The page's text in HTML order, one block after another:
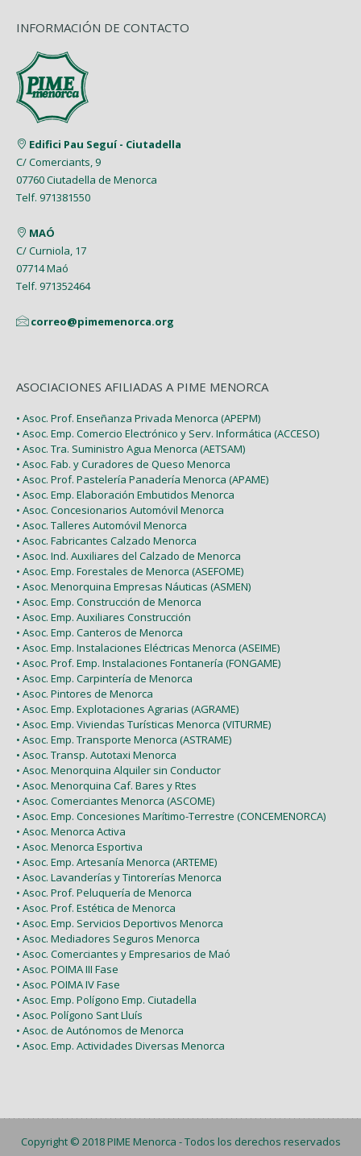
INFORMACIÓN DE CONTACTO
Edifici Pau Seguí - Ciutadella
C/ Comerciants, 9
07760 Ciutadella de Menorca
Telf. 971381550
MAÓ
C/ Curniola, 17
07714 Maó
Telf. 971352464
correo@pimemenorca.org
ASOCIACIONES AFILIADAS A PIME MENORCA
• Asoc. Prof. Enseñanza Privada Menorca (APEPM)
• Asoc. Emp. Comercio Electrónico y Serv. Informática (ACCESO)
• Asoc. Tra. Suministro Agua Menorca (AETSAM)
• Asoc. Fab. y Curadores de Queso Menorca
• Asoc. Prof. Pastelería Panadería Menorca (APAME)
• Asoc. Emp. Elaboración Embutidos Menorca
• Asoc. Concesionarios Automóvil Menorca
• Asoc. Talleres Automóvil Menorca
• Asoc. Fabricantes Calzado Menorca
• Asoc. Ind. Auxiliares del Calzado de Menorca
• Asoc. Emp. Forestales de Menorca (ASEFOME)
• Asoc. Menorquina Empresas Náuticas (ASMEN)
• Asoc. Emp. Construcción de Menorca
• Asoc. Emp. Auxiliares Construcción
• Asoc. Emp. Canteros de Menorca
• Asoc. Emp. Instalaciones Eléctricas Menorca (ASEIME)
• Asoc. Prof. Emp. Instalaciones Fontanería (FONGAME)
• Asoc. Emp. Carpintería de Menorca
• Asoc. Pintores de Menorca
• Asoc. Emp. Explotaciones Agrarias (AGRAME)
• Asoc. Emp. Viviendas Turísticas Menorca (VITURME)
• Asoc. Emp. Transporte Menorca (ASTRAME)
• Asoc. Transp. Autotaxi Menorca
• Asoc. Menorquina Alquiler sin Conductor
• Asoc. Menorquina Caf. Bares y Rtes
• Asoc. Comerciantes Menorca (ASCOME)
• Asoc. Emp. Concesiones Marítimo-Terrestre (CONCEMENORCA)
• Asoc. Menorca Activa
• Asoc. Menorca Esportiva
• Asoc. Emp. Artesanía Menorca (ARTEME)
• Asoc. Lavanderías y Tintorerías Menorca
• Asoc. Prof. Peluquería de Menorca
• Asoc. Prof. Estética de Menorca
• Asoc. Emp. Servicios Deportivos Menorca
• Asoc. Mediadores Seguros Menorca
• Asoc. Comerciantes y Empresarios de Maó
• Asoc. POIMA III Fase
• Asoc. POIMA IV Fase
• Asoc. Emp. Polígono Emp. Ciutadella
• Asoc. Polígono Sant Lluís
• Asoc. de Autónomos de Menorca
• Asoc. Emp. Actividades Diversas Menorca
Copyright © 2018PIME Menorca - Todos los derechos reservados